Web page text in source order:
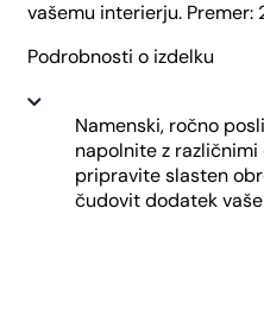
vašemu interierju. Premer:
Podrobnosti o izdelku
Namenski, ročno
napolnite z
pripravite slasten
čudovit dodatek